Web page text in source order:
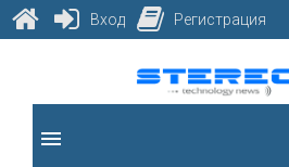
content
menu
Вход Регистрация